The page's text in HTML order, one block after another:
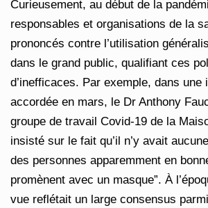
Curieusement, au début de la
responsables et organisations de la
prononcés contre l’utilisation
dans le grand public, qualifiant ces
d’inefficaces. Par exemple, dans une
accordée en mars, le Dr Anthony
groupe de travail Covid-19 de la
insisté sur le fait qu’il n’y avait
des personnes apparemment en
promènent avec un masque”. À
vue reflétait un large consensus